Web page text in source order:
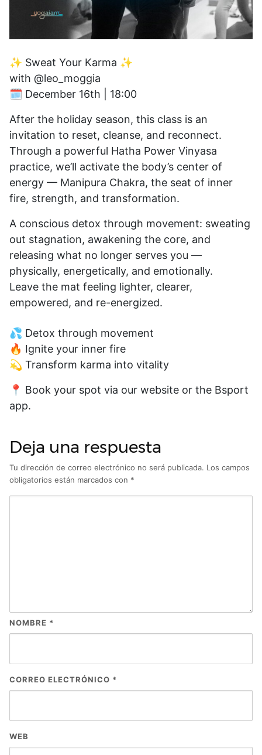
✨ Sweat Your Karma ✨
with @leo_moggia
🗓 December 16th | 18:00
After the holiday season, this class is an
invitation to reset, cleanse, and reconnect.
Through a powerful Hatha Power Vinyasa
practice, we’ll activate the body’s center of
energy — Manipura Chakra, the seat of inner
fire, strength, and transformation.
A conscious detox through movement: sweating
out stagnation, awakening the core, and
releasing what no longer serves you —
physically, energetically, and emotionally.
Leave the mat feeling lighter, clearer,
empowered, and re-energized.
💦 Detox through movement
🔥 Ignite your inner fire
💫 Transform karma into vitality
📍 Book your spot via our website or the Bsport
app.
Deja una respuesta
Tu dirección de correo electrónico no será publicada. Los campos
obligatorios están marcados con *
NOMBRE *
CORREO ELECTRÓNICO *
WEB